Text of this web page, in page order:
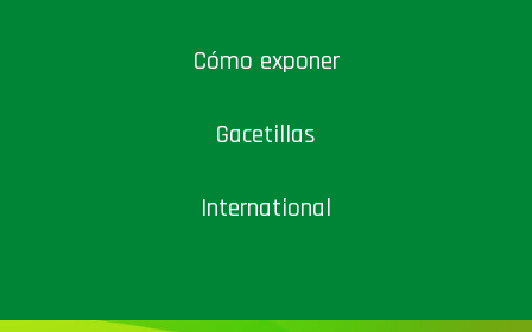
Cómo exponer
Gacetillas
International